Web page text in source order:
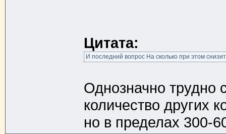
Цитата:
И последний вопрос На сколько при этом
Однозначно трудно
количество других
но в пределах 300-